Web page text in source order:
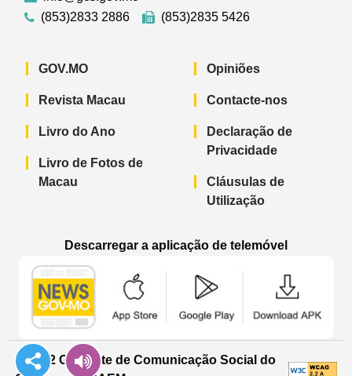
(853)2833 2886
(853)2835 5426
GOV.MO
Revista Macau
Livro do Ano
Livro de Fotos de
Macau
Opiniões
Contacte-nos
Declaração de
Privacidade
Cláusulas de
Utilização
Descarregar a aplicação de telemóvel
© 2022 Gabinete de Comunicação Social do